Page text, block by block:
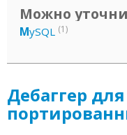
Можно
MySQL (1)
Дебаггер для